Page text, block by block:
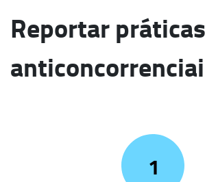
Reportar práticas
1